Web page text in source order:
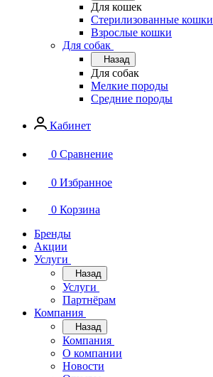
Для кошек
Стерилизованные кошки
Взрослые кошки
Для собак
Назад
Для собак
Мелкие породы
Средние породы
Кабинет
0 Сравнение
0 Избранное
0 Корзина
Бренды
Акции
Услуги
Назад
Услуги
Партнёрам
Компания
Назад
Компания
О компании
Новости